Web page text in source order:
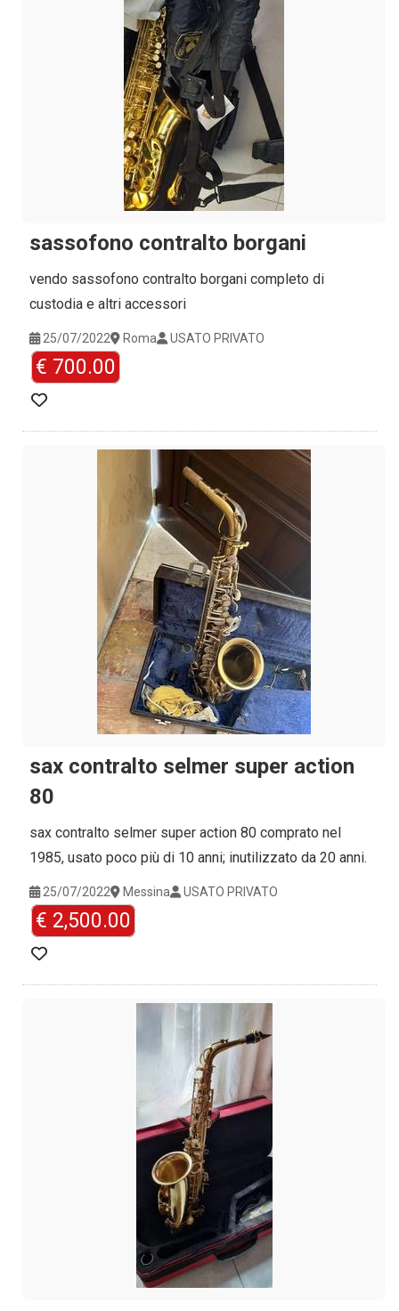
sassofono contralto borgani
vendo sassofono contralto borgani completo di
custodia e altri accessori
25/07/2022 Roma USATO PRIVATO
€ 700.00
sax contralto selmer super action
80
sax contralto selmer super action 80 comprato nel
1985, usato poco più di 10 anni; inutilizzato da 20 anni.
25/07/2022 Messina USATO PRIVATO
€ 2,500.00